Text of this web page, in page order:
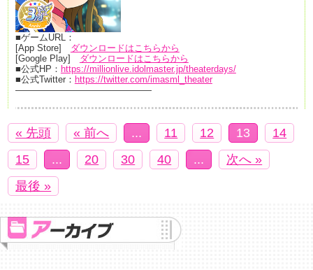
■ゲームURL：
[App Store] ダウンロードはこちらから
[Google Play] ダウンロードはこちらから
■公式HP： https://millionlive.idolmaster.jp/theaterdays/
■公式Twitter： https://twitter.com/imasml_theater
———————————————
« 先頭 « 前へ ... 11 12 13
14
15
... 20 30 40 ...
次へ »
最後 »